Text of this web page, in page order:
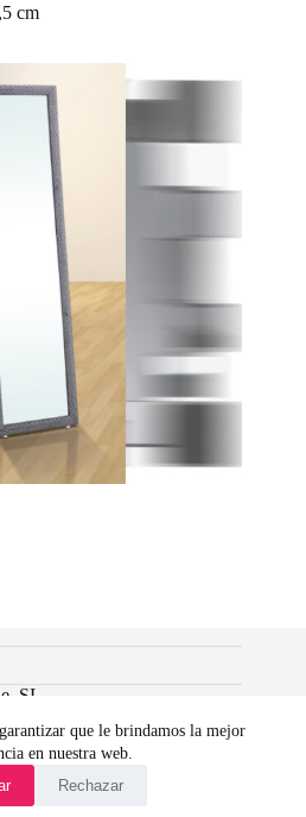
que le brindamos la mejor
en nuestra web.
Rechazar
cm
SL.
Legal
Generales de Venta Online